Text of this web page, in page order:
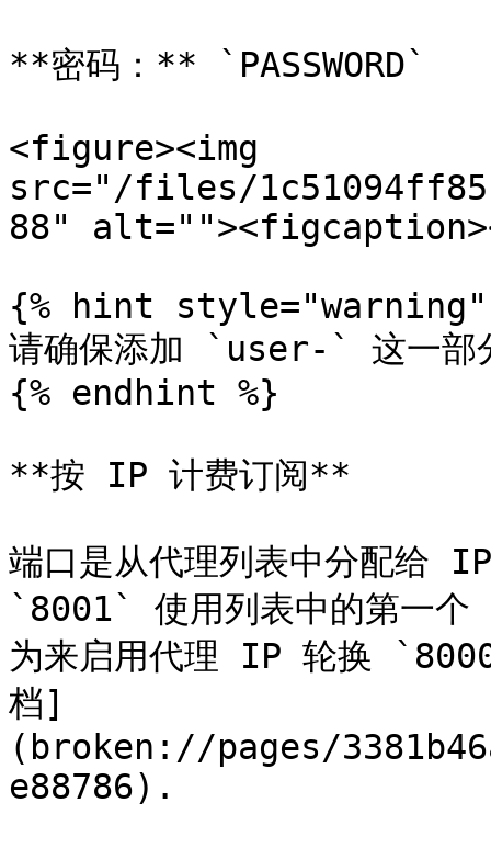
**密码：** `PASSWORD`
<figure><img
src="/files/
88"
{% hint style="warning"
请确保添加 `user-` 这一部
{% endhint %}
**按 IP 计费订阅**
端口是从代理列表中分配给
`8001` 使用列表中的第一个
为来启用代理 IP 轮换
档]
(broken://pages/
e88786).